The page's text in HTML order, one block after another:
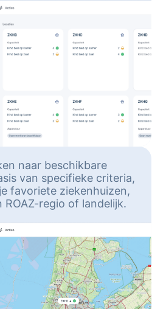
naar beschikbare
van specifieke criteria,
favoriete ziekenhuizen,
ROAZ-regio of landelijk.